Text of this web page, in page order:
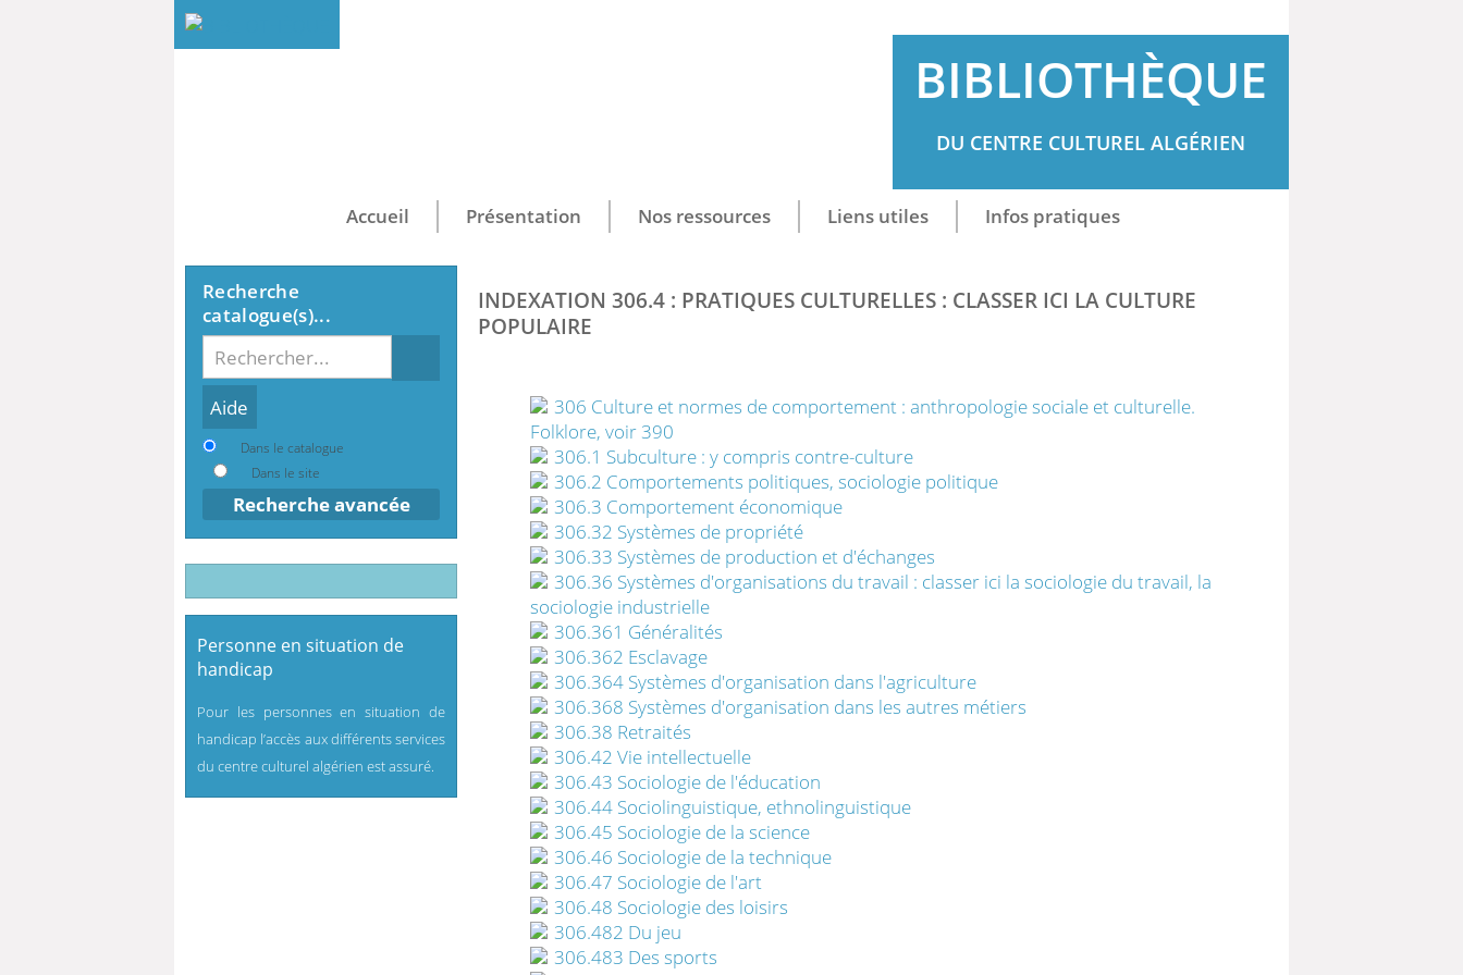
BIBLIOTHÈQUE
DU CENTRE CULTUREL ALGÉRIEN
Accueil Présentation Nos ressources Liens utiles Infos pratiques
INDEXATION 306.4 : PRATIQUES CULTURELLES : CLASSER ICI LA CULTURE
POPULAIRE
306 Culture et normes de comportement : anthropologie sociale et culturelle.
Folklore, voir 390
306.1 Subculture : y compris contre-culture
306.2 Comportements politiques, sociologie politique
306.3 Comportement économique
306.32 Systèmes de propriété
306.33 Systèmes de production et d'échanges
306.36 Systèmes d'organisations du travail : classer ici la sociologie du travail, la
sociologie industrielle
306.361 Généralités
306.362 Esclavage
306.364 Systèmes d'organisation dans l'agriculture
306.368 Systèmes d'organisation dans les autres métiers
306.38 Retraités
306.42 Vie intellectuelle
306.43 Sociologie de l'éducation
306.44 Sociolinguistique, ethnolinguistique
306.45 Sociologie de la science
306.46 Sociologie de la technique
306.47 Sociologie de l'art
306.48 Sociologie des loisirs
306.482 Du jeu
306.483 Des sports
Recherche
catalogue(s)...
Dans le catalogue
Dans le site
Recherche avancée
Personne en situation de
handicap
Pour les personnes en situation de
handicap l’accès aux différents services
du centre culturel algérien est assuré.